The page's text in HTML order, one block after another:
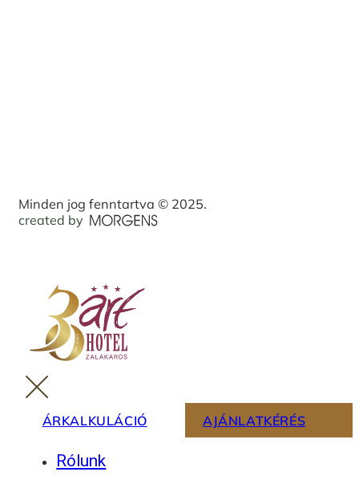
Minden jog fenntartva © 2025.
created by
Rólunk
ÁRKALKULÁCIÓ AJÁNLATKÉRÉS